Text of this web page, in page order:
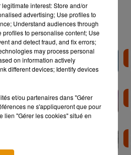
pour 6
beau
Musique
interest: Store and/or
advertising; Use profiles to
Understand audiences through
to personalise content; Use
and detect fraud, and fix errors;
may process personal
on information actively
different devices; Identify devices
et/ou partenaires dans "Gérer
ne s'appliqueront que pour
lien "Gérer les cookies" situé en